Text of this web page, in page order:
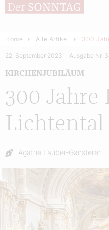
Home Alle Artikel 300
300 Jahre
Lichtental
KIRCHENJUBILÄUM
22. September 2023 Ausgabe Nr.
Autor:
Agathe Lauber-Gansterer